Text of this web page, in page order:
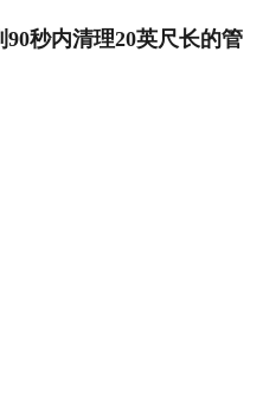
秒内清理20英尺长的管